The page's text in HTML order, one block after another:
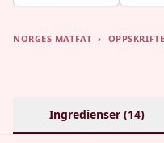
NORGES MATFAT ›
Ingredienser (14)